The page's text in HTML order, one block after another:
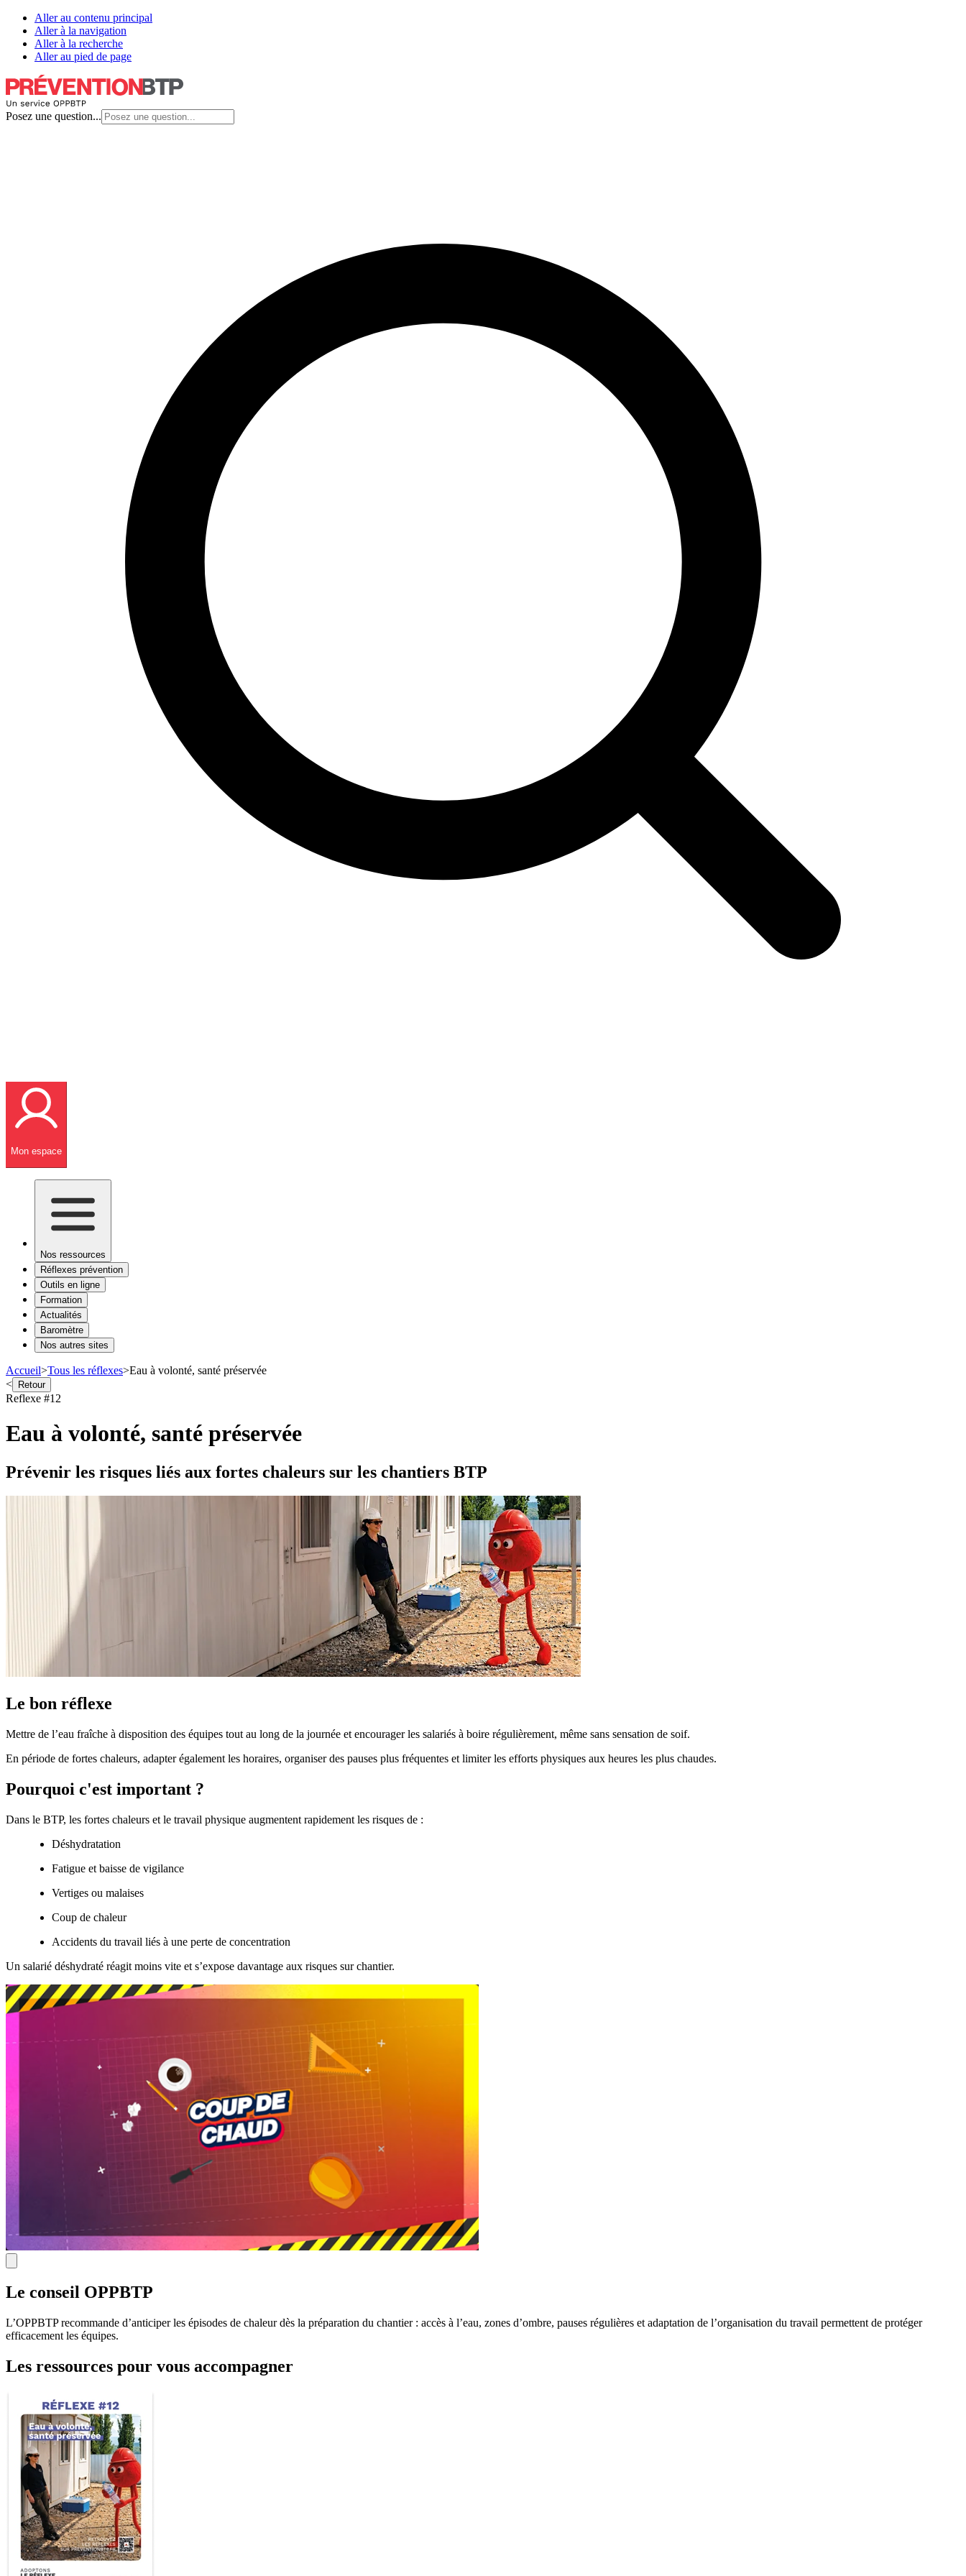
Aller au contenu principal
Aller à la navigation
Aller à la recherche
Aller au pied de page
Posez une question...
Mon espace
Nos ressources
Réflexes prévention
Outils en ligne
Formation
Actualités
Baromètre
Nos autres sites
Accueil>Tous les réflexes>Eau à volonté, santé préservée
< Retour
Reflexe #12
Eau à volonté, santé préservée
Prévenir les risques liés aux fortes chaleurs sur les chantiers BTP
Le bon réflexe
Mettre de l’eau fraîche à disposition des équipes tout au long de la journée et encourager les salariés à boire régulièrement, même sans sensation de soif.
En période de fortes chaleurs, adapter également les horaires, organiser des pauses plus fréquentes et limiter les efforts physiques aux heures les plus chaudes.
Pourquoi c'est important ?
Dans le BTP, les fortes chaleurs et le travail physique augmentent rapidement les risques de :
Déshydratation
Fatigue et baisse de vigilance
Vertiges ou malaises
Coup de chaleur
Accidents du travail liés à une perte de concentration
Un salarié déshydraté réagit moins vite et s’expose davantage aux risques sur chantier.
Le conseil OPPBTP
L’OPPBTP recommande d’anticiper les épisodes de chaleur dès la préparation du chantier : accès à l’eau, zones d’ombre, pauses régulières et adaptation de l’organisation du travail permettent de protéger
efficacement les équipes.
Les ressources pour vous accompagner